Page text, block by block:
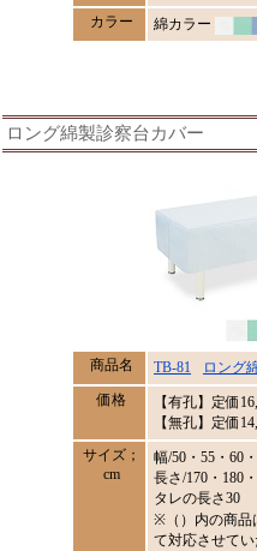
カラー
綿カラー
ロング綿製診察台カバー
商品名 TB-81
ロング
価格
【有孔】定価
【無孔】定価
サイズ；
cm
幅/50・55・60
長さ/170・180
タレの長さ30
※（）内の商品
て対応させてい